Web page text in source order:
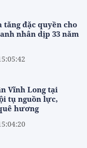
tăng đặc quyền cho
nhân dịp 33 năm
Vĩnh Long tại
tụ nguồn lực,
hương